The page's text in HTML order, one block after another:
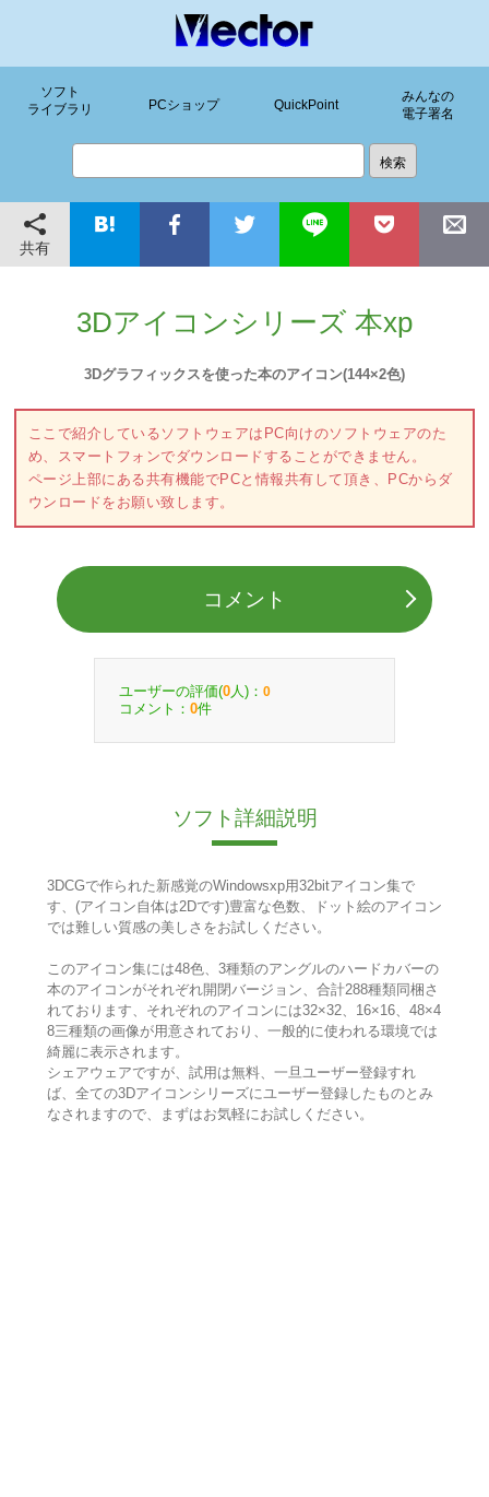
ソフト
ライブラリ
PCショップ QuickPoint
みんなの
電子署名
共有
3Dアイコンシリーズ 本xp
3Dグラフィックスを使った本のアイコン(144×2色)
ここで紹介しているソフトウェアはPC向けのソフトウェアのた
め、スマートフォンでダウンロードすることができません。
ページ上部にある共有機能でPCと情報共有して頂き、PCからダ
ウンロードをお願い致します。
コメント
ユーザーの評価(0 人)： 0
コメント： 0件
ソフト詳細説明
3DCGで作られた新感覚のWindowsxp用32bitアイコン集で
す、(アイコン自体は2Dです)豊富な色数、ドット絵のアイコン
では難しい質感の美しさをお試しください。
このアイコン集には48色、3種類のアングルのハードカバーの
本のアイコンがそれぞれ開閉バージョン、合計288種類同梱さ
れております、それぞれのアイコンには32×32、16×16、48×4
8三種類の画像が用意されており、一般的に使われる環境では
綺麗に表示されます。
シェアウェアですが、試用は無料、一旦ユーザー登録すれ
ば、全ての3Dアイコンシリーズにユーザー登録したものとみ
なされますので、まずはお気軽にお試しください。